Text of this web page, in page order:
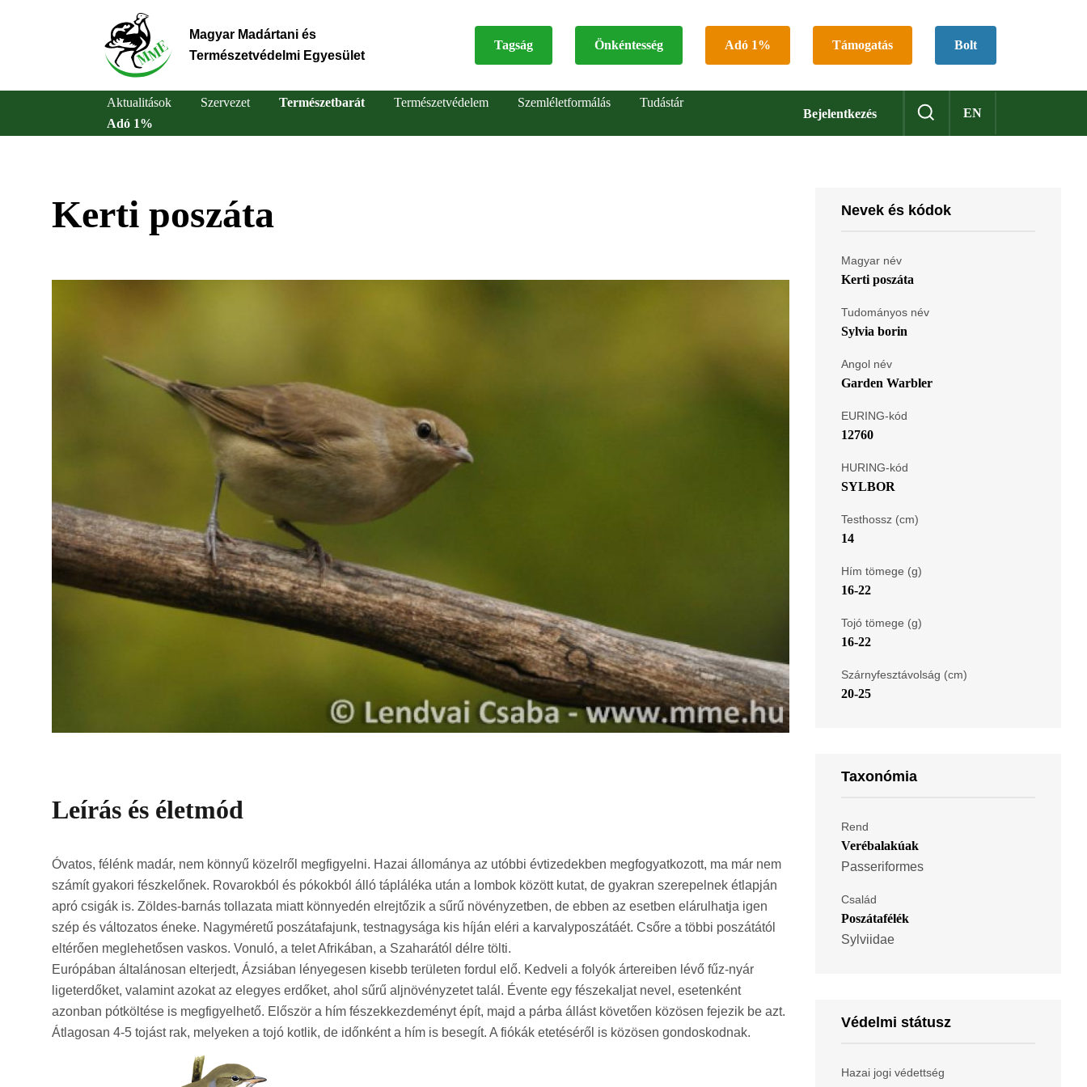
Magyar Madártani és
Természetvédelmi Egyesület
Top
Tagság Önkéntesség Adó 1% Támogatás Bolt
Bejelentkezés EN
Main
Aktualitások Szervezet Természetbarát Természetvédelem Szemléletformálás
Tudástár
Adó 1%
Kerti poszáta
Leírás és életmód
Óvatos, félénk madár, nem könnyű közelről megfigyelni. Hazai állománya az utóbbi évtizedekben megfogyatkozott, ma már nem
számít gyakori fészkelőnek. Rovarokból és pókokból álló tápláléka után a lombok között kutat, de gyakran szerepelnek étlapján
apró csigák is. Zöldes-barnás tollazata miatt könnyedén elrejtőzik a sűrű növényzetben, de ebben az esetben elárulhatja igen
szép és változatos éneke. Nagyméretű poszátafajunk, testnagysága kis híján eléri a karvalyposzátáét. Csőre a többi poszátától
eltérően meglehetősen vaskos. Vonuló, a telet Afrikában, a Szaharától délre tölti.
Európában általánosan elterjedt, Ázsiában lényegesen kisebb területen fordul elő. Kedveli a folyók ártereiben lévő fűz-nyár
ligeterdőket, valamint azokat az elegyes erdőket, ahol sűrű aljnövényzetet talál. Évente egy fészekaljat nevel, esetenként
azonban pótköltése is megfigyelhető. Először a hím fészekkezdeményt épít, majd a párba állást követően közösen fejezik be azt.
Átlagosan 4-5 tojást rak, melyeken a tojó kotlik, de időnként a hím is besegít. A fiókák etetéséről is közösen gondoskodnak.
Nevek és kódok
Magyar név
Kerti poszáta
Tudományos név
Sylvia borin
Angol név
Garden Warbler
EURING-kód
12760
HURING-kód
SYLBOR
Testhossz (cm)
14
Hím tömege (g)
16-22
Tojó tömege (g)
16-22
Szárnyfesztávolság (cm)
20-25
Taxonómia
Rend
Verébalakúak
Passeriformes
Család
Poszátafélék
Sylviidae
Védelmi státusz
Hazai jogi védettség